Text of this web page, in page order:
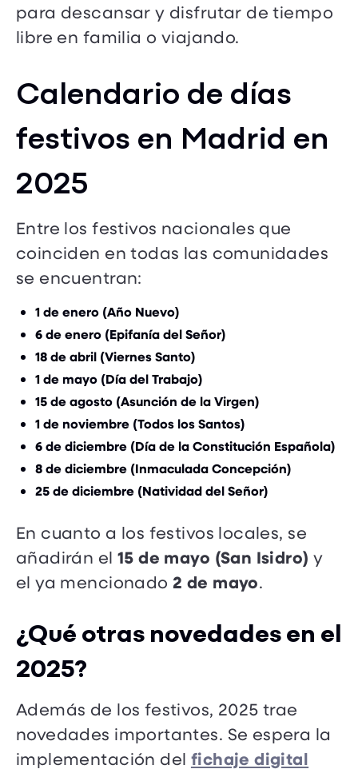
para descansar y disfrutar de tiempo
libre en familia o viajando.
Calendario de días
festivos en Madrid en
2025
Entre los festivos nacionales que
coinciden en todas las comunidades
se encuentran:
1 de enero (Año Nuevo)
6 de enero (Epifanía del Señor)
18 de abril (Viernes Santo)
1 de mayo (Día del Trabajo)
15 de agosto (Asunción de la Virgen)
1 de noviembre (Todos los Santos)
6 de diciembre (Día de la Constitución Española)
8 de diciembre (Inmaculada Concepción)
25 de diciembre (Natividad del Señor)
En cuanto a los festivos locales, se
añadirán el 15 de mayo (San Isidro) y
el ya mencionado 2 de mayo.
¿Qué otras novedades en el
2025?
Además de los festivos, 2025 trae
novedades importantes. Se espera la
implementación del fichaje digital